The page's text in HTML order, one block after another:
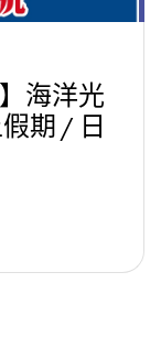
海洋光
期 / 日